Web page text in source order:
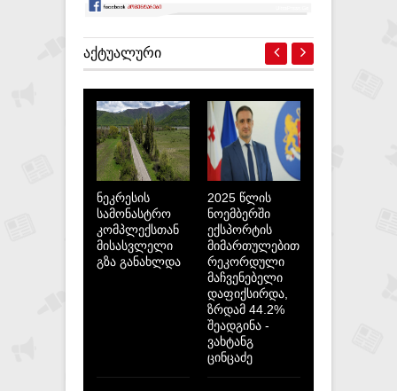
ᲐᲥᲢᲣᲐᲚᲣᲠᲘ
ნეკრესის
სამონასტრო
კომპლექსთან
მისასვლელი
გზა განახლდა
2025 წლის
ნოემბერში
ექსპორტის
მიმართულებით
რეკორდული
მაჩვენებელი
დაფიქსირდა,
ზრდამ 44.2%
შეადგინა -
ვახტანგ
ცინცაძე